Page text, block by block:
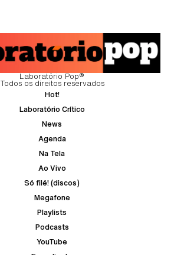
Laboratório Pop®
Todos os direitos reservados
Hot!
Laboratório Crítico
News
Agenda
Na Tela
Ao Vivo
Só filé! (discos)
Megafone
Playlists
Podcasts
YouTube